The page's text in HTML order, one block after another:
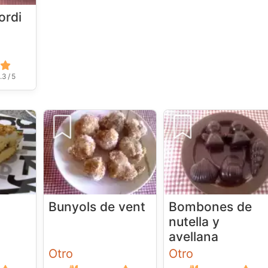
/ 5
Bunyols de vent
Otro
Bombones de
nutella y
avellana
Otro